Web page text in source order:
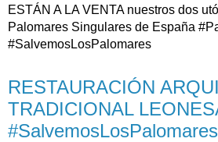
ESTÁN A LA VENTA nuestros dos
Palomares Singulares de España
#SalvemosLosPalomares
RESTAURACIÓN
TRADICIONAL
#SalvemosLosPalomares